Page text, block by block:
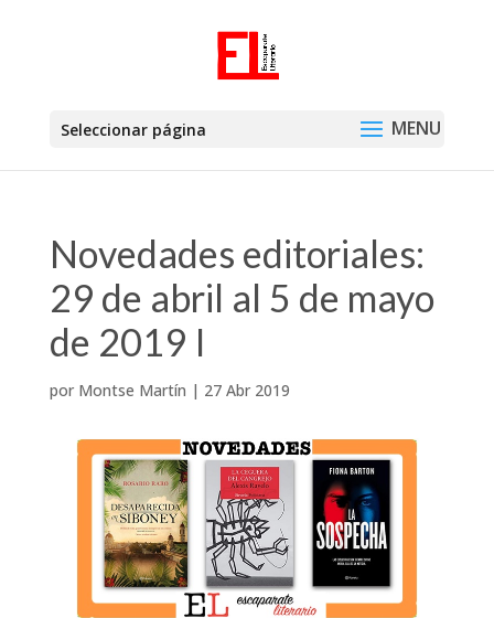
Seleccionar página
Novedades editoriales:
29 de abril al 5 de mayo
de 2019 I
por Montse Martín | 27 Abr 2019